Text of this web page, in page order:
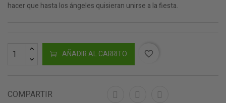
hacer que hasta los ángeles quisieran unirse a la fiesta.
AÑADIR AL CARRITO favorite_border
COMPARTIR